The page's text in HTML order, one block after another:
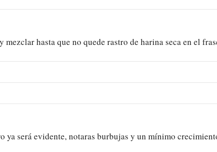
hasta que no quede rastro de harina seca en el
ya será evidente, notaras burbujas y un mínimo